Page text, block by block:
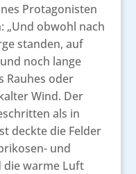
Protagonisten
„Und obwohl nach
standen, auf
noch lange
Rauhes oder
Wind. Der
als in
deckte die Felder
und
die warme Luft